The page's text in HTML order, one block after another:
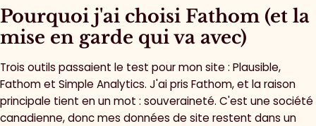
Pourquoi j'ai choisi Fathom (et la
mise en garde qui va avec)
Trois outils passaient le test pour mon site : Plausible,
Fathom et Simple Analytics. J'ai pris Fathom, et la raison
principale tient en un mot : souveraineté. C'est une société
canadienne, donc mes données de site restent dans un